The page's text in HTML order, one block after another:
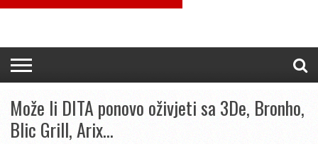
Može li DITA ponovo oživjeti sa 3De, Bronho,
Blic Grill, Arix…